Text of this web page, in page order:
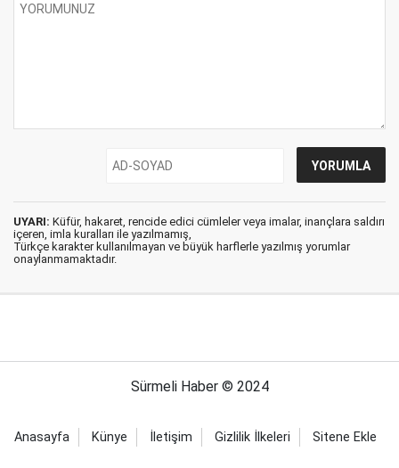
UYARI: Küfür, hakaret, rencide edici cümleler veya imalar, inançlara saldırı
içeren, imla kuralları ile yazılmamış,
Türkçe karakter kullanılmayan ve büyük harflerle yazılmış yorumlar
onaylanmamaktadır.
Sürmeli Haber © 2024
Anasayfa Künye İletişim Gizlilik İlkeleri Sitene Ekle